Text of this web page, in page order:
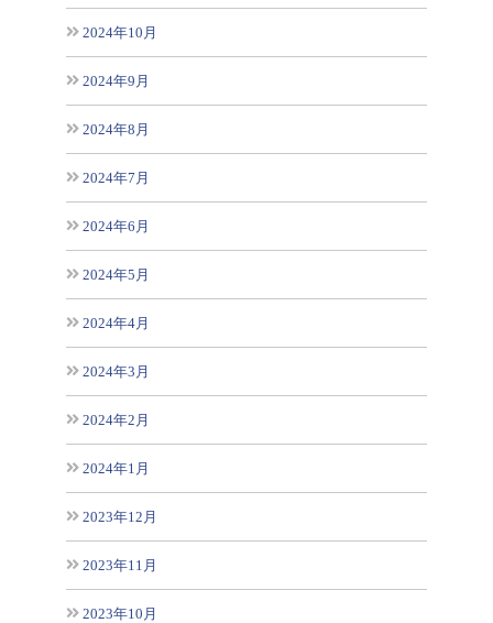
2024年10月
2024年9月
2024年8月
2024年7月
2024年6月
2024年5月
2024年4月
2024年3月
2024年2月
2024年1月
2023年12月
2023年11月
2023年10月